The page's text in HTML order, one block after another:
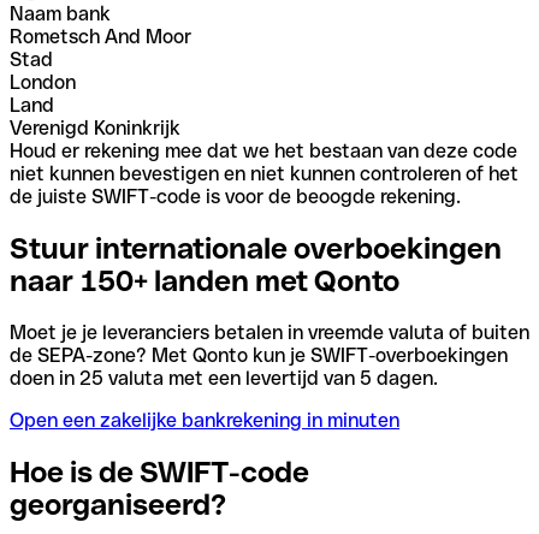
Naam bank
Rometsch And Moor
Stad
London
Land
Verenigd Koninkrijk
Houd er rekening mee dat we het bestaan van deze code
niet kunnen bevestigen en niet kunnen controleren of het
de juiste SWIFT-code is voor de beoogde rekening.
Stuur internationale overboekingen
naar 150+ landen met Qonto
Moet je je leveranciers betalen in vreemde valuta of buiten
de SEPA-zone? Met Qonto kun je SWIFT-overboekingen
doen in 25 valuta met een levertijd van 5 dagen.
Open een zakelijke bankrekening in minuten
Hoe is de SWIFT-code
georganiseerd?